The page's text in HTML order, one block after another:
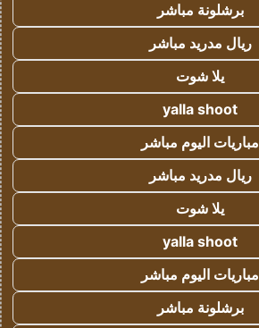
برشلونة مباشر
ريال مدريد مباشر
يلا شوت
yalla shoot
مباريات اليوم مباشر
ريال مدريد مباشر
يلا شوت
yalla shoot
مباريات اليوم مباشر
برشلونة مباشر